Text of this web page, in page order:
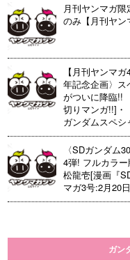
月刊ヤンマガ
のみ【月刊ヤン
【月刊ヤンマ
年記念企画〉
がついに降臨!!
切りマンガ!!]・
ガンダムスペ
〈SDガンダム
4弾! フルカラ
松龍壱[漫画『
マガ3号:2月20
ガン